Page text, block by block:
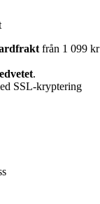
från 1 099 kr
.
SSL-kryptering